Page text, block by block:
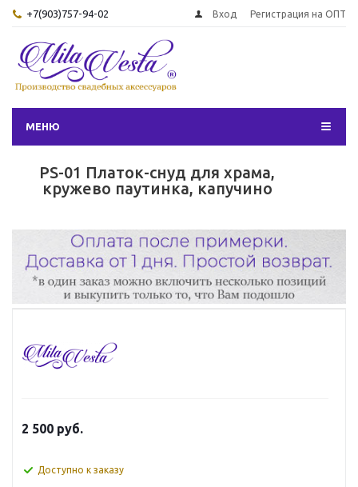
+7(903)757-94-02 Вход Регистрация на ОПТ
МЕНЮ
PS-01 Платок-снуд для храма,
кружево паутинка, капучино
2 500 руб.
Доступно к заказу